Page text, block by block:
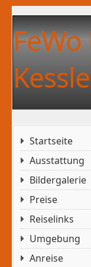
Startseite
Ausstattung
Bildergalerie
Preise
Reiselinks
Umgebung
Anreise